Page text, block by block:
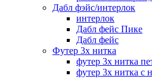
Дабл фэйс/интерлок
интерлок
Дабл фейс Пике
Дабл фейс
Футер 3х нитка
футер 3х нитка
футер 3х нитка с